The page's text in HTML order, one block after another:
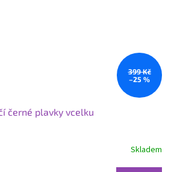
399 Kč
–25 %
černé plavky vcelku
Skladem